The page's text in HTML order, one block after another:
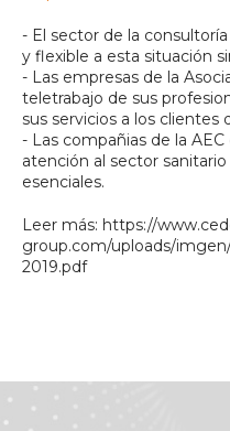
- El sector de la
y flexible a esta situación
- Las empresas de la
teletrabajo de sus
sus servicios a los clientes
- Las compañias de la
atención al sector
esenciales.
Leer más: https://
group.com/uploads/
2019.pdf